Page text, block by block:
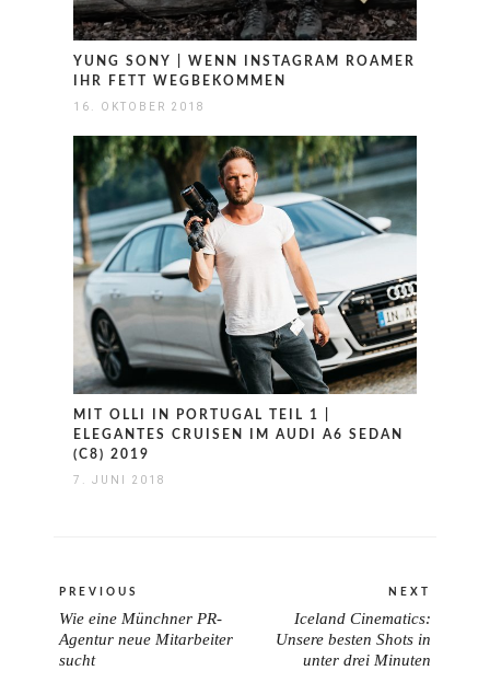
YUNG SONY | WENN INSTAGRAM ROAMER
IHR FETT WEGBEKOMMEN
16. OKTOBER 2018
MIT OLLI IN PORTUGAL TEIL 1 |
ELEGANTES CRUISEN IM AUDI A6 SEDAN
(C8) 2019
7. JUNI 2018
PREVIOUS
PREVIOUS
POST:
Wie eine Münchner PR-
Agentur neue Mitarbeiter
sucht
NEXT
Iceland Cinematics:
Unsere besten Shots in
unter drei Minuten